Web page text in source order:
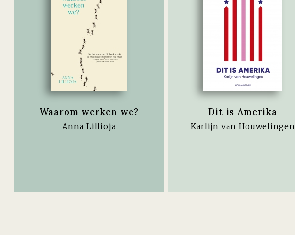
Waarom werken we?
Anna Lillioja
Dit is Amerika
Karlijn van Houwelingen